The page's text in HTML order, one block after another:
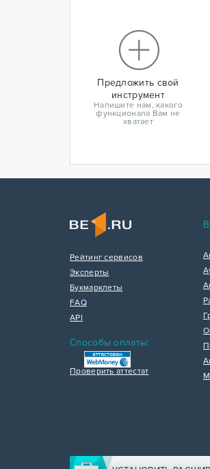
Предложить свой
инструмент
Напишите нам, какого
функционала Вам не
хватает
Рейтинг сервисов
Эксперты
Букмарклеты
FAQ
API
Способы оплаты:
Проверить аттестат